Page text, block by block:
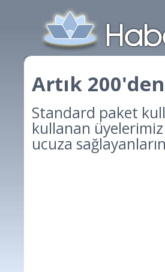
Artık
Standard paket
kullanan
ucuza